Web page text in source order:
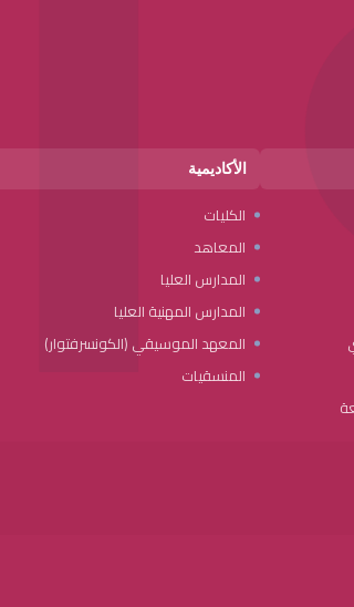
الأكاديمية
الكليات
المعاهد
المدارس العليا
المدارس المهنية العليا
المعهد الموسيقي (الكونسرفتوار)
المنسقيات